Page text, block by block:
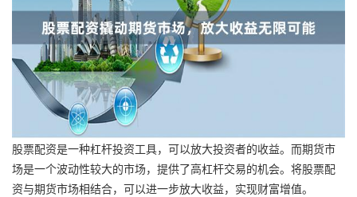
股票配资是一种杠杆投资工具，可以放大投资者的收益。而期货市
场是一个波动性较大的市场，提供了高杠杆交易的机会。将股票配
资与期货市场相结合，可以进一步放大收益，实现财富增值。